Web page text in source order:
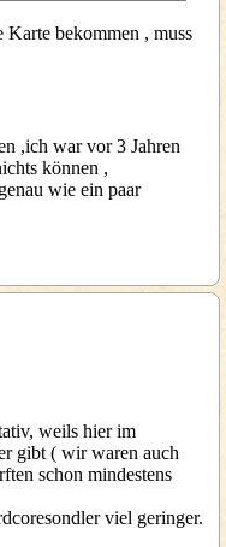
bekommen , muss
,ich war vor 3 Jahren
können ,
wie ein paar
weils hier im
gibt ( wir waren auch
schon mindestens
viel geringer.